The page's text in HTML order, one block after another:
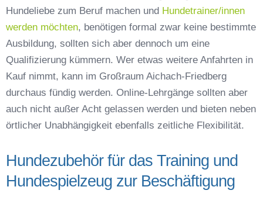
Hundeliebe zum Beruf machen und Hundetrainer/innen
werden möchten, benötigen formal zwar keine bestimmte
Ausbildung, sollten sich aber dennoch um eine
Qualifizierung kümmern. Wer etwas weitere Anfahrten in
Kauf nimmt, kann im Großraum Aichach-Friedberg
durchaus fündig werden. Online-Lehrgänge sollten aber
auch nicht außer Acht gelassen werden und bieten neben
örtlicher Unabhängigkeit ebenfalls zeitliche Flexibilität.
Hundezubehör für das Training und
Hundespielzeug zur Beschäftigung